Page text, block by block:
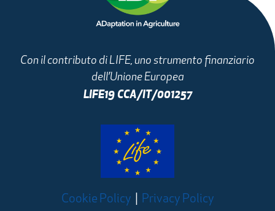
Con il contributo di LIFE, uno strumento finanziario
dell’Unione Europea
LIFE19 CCA/IT/001257
Cookie Policy Privacy Policy